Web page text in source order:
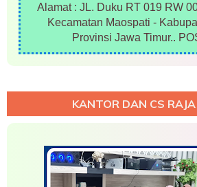
Alamat : JL. Duku RT 019 RW
Kecamatan Maospati -
Provinsi Jawa Timur..
KANTOR DAN CS